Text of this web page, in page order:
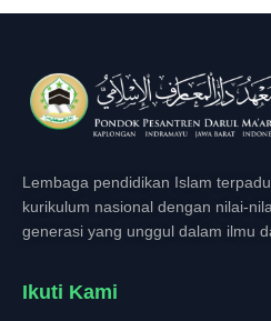
Lembaga pendidikan Islam
kurikulum nasional dengan nilai-
generasi yang unggul dalam ilmu
Ikuti Kami